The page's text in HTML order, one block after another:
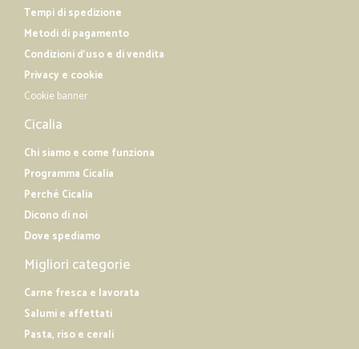
Tempi di spedizione
Metodi di pagamento
Condizioni d'uso e di vendita
Privacy e cookie
Cookie banner
Cicalia
Chi siamo e come funziona
Programma Cicalia
Perché Cicalia
Dicono di noi
Dove spediamo
Migliori categorie
Carne fresca e lavorata
Salumi e affettati
Pasta, riso e cerali